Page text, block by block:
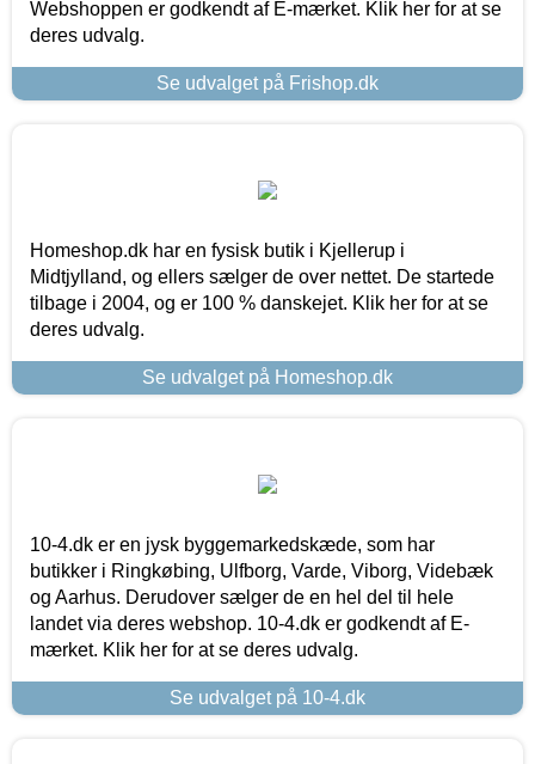
Webshoppen er godkendt af E-mærket. Klik her for at se
deres udvalg.
Se udvalget på Frishop.dk
Homeshop.dk har en fysisk butik i Kjellerup i
Midtjylland, og ellers sælger de over nettet. De startede
tilbage i 2004, og er 100 % danskejet. Klik her for at se
deres udvalg.
Se udvalget på Homeshop.dk
10-4.dk er en jysk byggemarkedskæde, som har
butikker i Ringkøbing, Ulfborg, Varde, Viborg, Videbæk
og Aarhus. Derudover sælger de en hel del til hele
landet via deres webshop. 10-4.dk er godkendt af E-
mærket. Klik her for at se deres udvalg.
Se udvalget på 10-4.dk